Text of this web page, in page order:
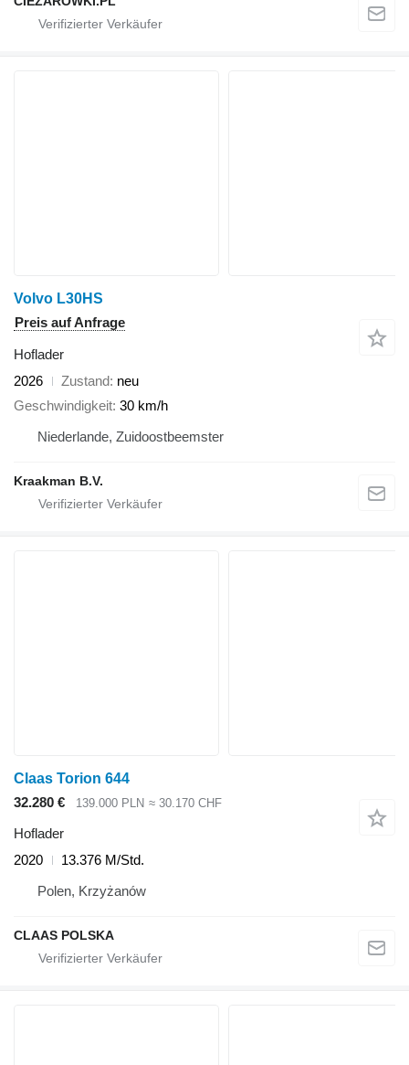
Volvo L30HS
Preis auf Anfrage
Hoflader
2026
Zustand neu
Geschwindigkeit 30 km/h
Niederlande, Zuidoostbeemster
Kraakman B.V.
Claas Torion 644
32.280 €
139.000 PLN ≈ 30.170 CHF
Hoflader
2020
13.376 M/Std.
Polen, Krzyżanów
CLAAS POLSKA